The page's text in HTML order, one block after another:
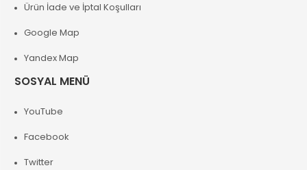
Ürün İade ve İptal Koşulları
Google Map
Yandex Map
SOSYAL MENÜ
YouTube
Facebook
Twitter